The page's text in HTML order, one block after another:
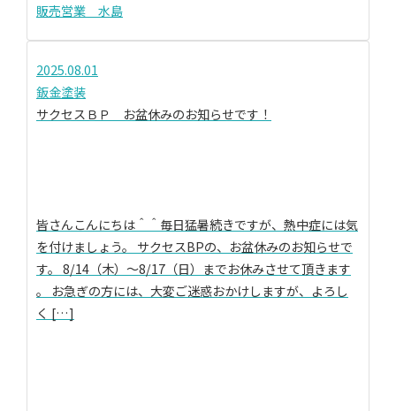
販売営業 水島
2025.08.01
鈑金塗装
サクセスＢＰ お盆休みのお知らせです！
皆さんこんにちは＾＾毎日猛暑続きですが、熱中症には気
を付けましょう。 サクセスBPの、お盆休みのお知らせで
す。 8/14（木）～8/17（日）までお休みさせて頂きます
。 お急ぎの方には、大変ご迷惑おかけしますが、よろし
く […]